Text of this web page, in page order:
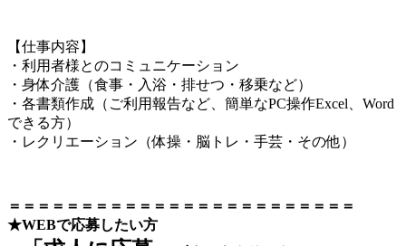
【仕事内容】
・利用者様とのコミュニケーション
・身体介護（食事・入浴・排せつ・移乗など）
・各書類作成（ご利用報告など、簡単なPC操作Excel、Word
できる方）
・レクリエーション（体操・脳トレ・手芸・その他）
＝＝＝＝＝＝＝＝＝＝＝＝＝＝＝＝＝＝＝＝＝＝＝＝
★WEBで応募したい方